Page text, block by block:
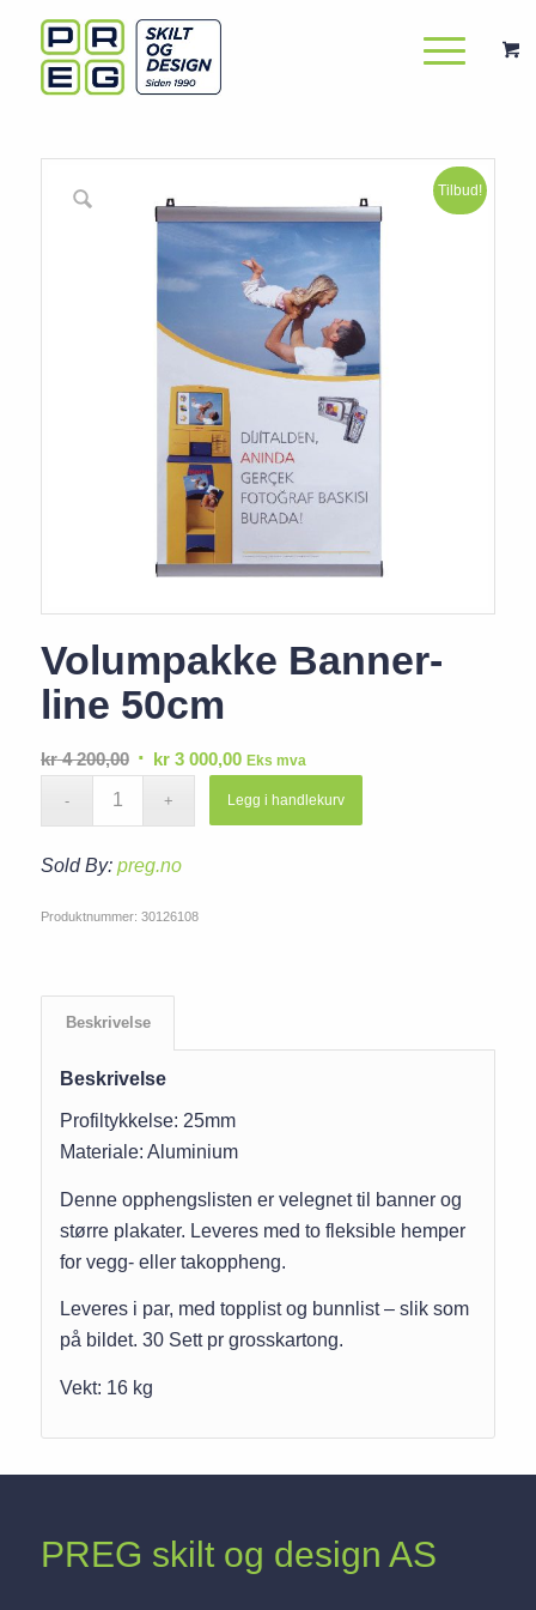
Tilbud!
Volumpakke Banner-
line 50cm
kr4 200,00 Opprinnelig
200,00.
kr3 000,00Nåværende
er:
Eks mva
Legg i handlekurv
Sold By: preg.no
Produktnummer: 30126108
Beskrivelse
Beskrivelse
Profiltykkelse: 25mm
Materiale: Aluminium
Denne opphengslisten er velegnet til banner og
større plakater. Leveres med to fleksible hemper
for vegg- eller takoppheng.
Leveres i par, med topplist og bunnlist – slik som
på bildet. 30 Sett pr grosskartong.
Vekt: 16 kg
PREG skilt og design AS